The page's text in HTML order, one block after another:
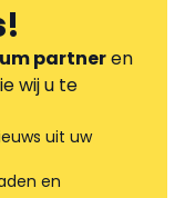
!
partneren
wij u te
uit uw
en